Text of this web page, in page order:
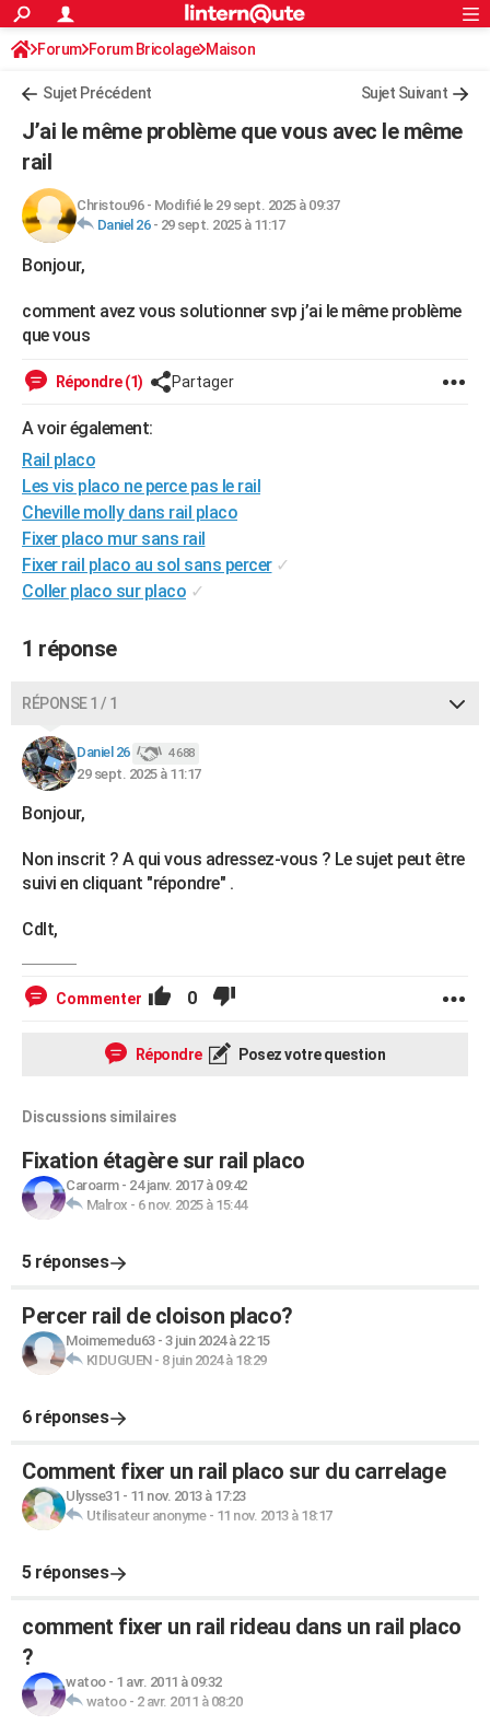
ACTUALITÉS
Politique
Société
Faits Divers
Education
Monde
Villes
+
Programme TV
Streaming
Cinéma
Sorties cinéma
Musique
FINANCE
Retraite
Impôts
Epargne
Immobilier
Risques naturels par ville
Banque
Assurance
Crédit
AUTO
Essais
Réserver un essai
Citadines
Berlines
SUV
Forum auto
HIGH-TECH
Forum
Aménagement intérieur
Extérieur
Cuisine
Salle de bains
Jardinage
Rangement
WEEK-END
Guides de France
Escapades
Patrimoine
Expositions
Musées
Week-end nature
LIFESTYLE
Art de vivre
Bien-être
Loisirs
Mode
Modes de vie
SANTE
Alimentation
Guide de la santé
Maladies
Médicaments
Sommeil
VOYAGE
Destinations
City break
Voyage nature
Voyage de noces
Forum
Climat
+PHOTO
GUIDES D'ACHAT
BONS PLANS
CARTE DE VOEUX
DICTIONNAIRE
Dictionnaire
Biographies
Citations
Expressions
Proverbes
PROGRAMME TV
COPAINS D'AVANT
S'inscrire
Se connecter
Lycées
Collèges
Primaires
Universités
Entreprises
Service militaire
Avis de recherche
AVIS DE DÉCÈS
FORUM
S'inscrire
Connexion
Forum Forum Bricolage Maison
Sujet Précédent Sujet Suivant
J’ai le même problème que vous avec le même
rail
Christou96- Modifié le 29 sept. 2025 à 09:37
Daniel 26- 29 sept. 2025 à 11:17
Bonjour,
comment avez vous solutionner svp j’ai le même problème
que vous
Répondre (1) Partager
A voir également:
Rail placo
Les vis placo ne perce pas le rail
Cheville molly dans rail placo
Fixer placo mur sans rail
Fixer rail placo au sol sans percer ✓
Coller placo sur placo ✓
1 réponse
RÉPONSE 1 / 1
Daniel 26 4 688
29 sept. 2025 à 11:17
Bonjour,
Non inscrit ? A qui vous adressez-vous ? Le sujet peut être
suivi en cliquant "répondre" .
Cdlt,
Commenter 0
Répondre Posez votre question
Discussions similaires
Fixation étagère sur rail placo
Caroarm- 24 janv. 2017 à 09:42
Malrox - 6 nov. 2025 à 15:44
5 réponses
Percer rail de cloison placo?
Moimemedu63- 3 juin 2024 à 22:15
KIDUGUEN- 8 juin 2024 à 18:29
6 réponses
Comment fixer un rail placo sur du carrelage
Ulysse31 - 11 nov. 2013 à 17:23
Utilisateur anonyme- 11 nov. 2013 à 18:17
5 réponses
comment fixer un rail rideau dans un rail placo
?
watoo- 1 avr. 2011 à 09:32
watoo- 2 avr. 2011 à 08:20